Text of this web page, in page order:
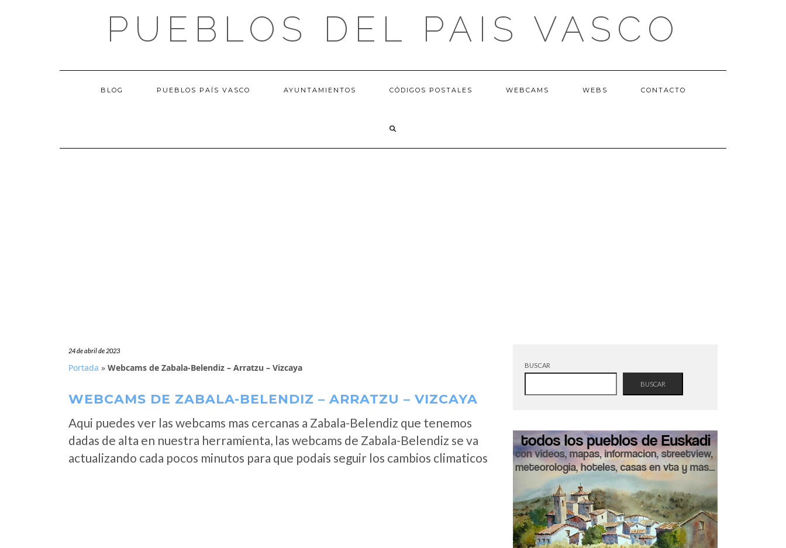
PUEBLOS DEL PAIS VASCO
BLOG PUEBLOS PAÍS VASCO AYUNTAMIENTOS CÓDIGOS POSTALES WEBCAMS WEBS CONTACTO
24 de abril de 2023
Portada » Webcams de Zabala-Belendiz – Arratzu – Vizcaya
WEBCAMS DE ZABALA-BELENDIZ – ARRATZU – VIZCAYA
Aqui puedes ver las webcams mas cercanas a Zabala-Belendiz que tenemos
dadas de alta en nuestra herramienta, las webcams de Zabala-Belendiz se va
actualizando cada pocos minutos para que podais seguir los cambios climaticos
BUSCAR
BUSCAR